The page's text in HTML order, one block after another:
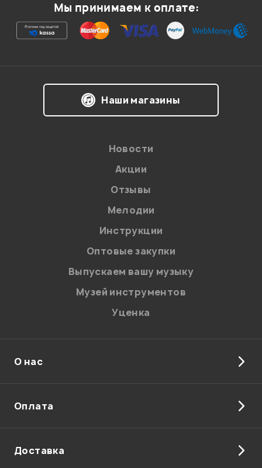
Ваша оценка:
на обработку персональных данных в
Политикой в отношении обработки
персональных данных.
Введите проверочное число:
Отправить
Мы принимаем к оплате:
Наши магазины
Новости
Акции
Отзывы
Мелодии
Инструкции
Оптовые закупки
Выпускаем вашу музыку
Музей инструментов
Уценка
О нас
Оплата
Доставка